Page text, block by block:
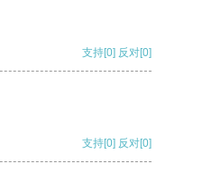
支持[0] 反对[0]
支持[0] 反对[0]